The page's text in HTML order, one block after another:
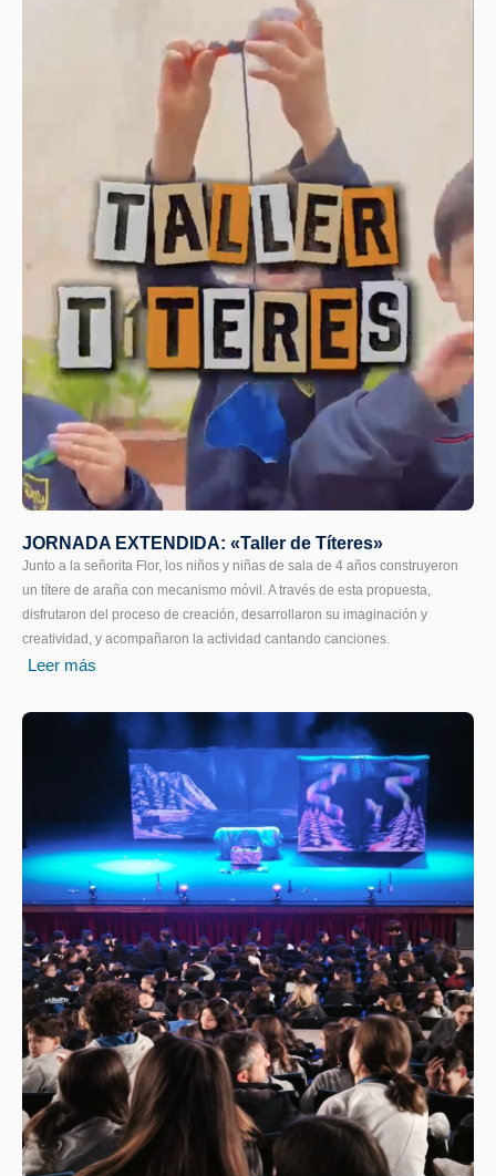
JORNADA EXTENDIDA: «Taller de Títeres»
Junto a la señorita Flor, los niños y niñas de sala de 4 años construyeron
un títere de araña con mecanismo móvil. A través de esta propuesta,
disfrutaron del proceso de creación, desarrollaron su imaginación y
creatividad, y acompañaron la actividad cantando canciones.
Leer más